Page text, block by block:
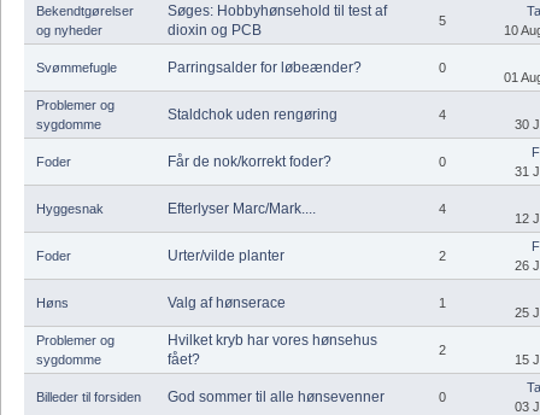
Bekendtgørelser
og nyheder
Søges: Hobbyhønsehold til test af
dioxin og PCB
5
10
Svømmefugle Parringsalder for løbeænder? 0
01
Problemer og
sygdomme
Staldchok uden rengøring 4
30
Foder Får de nok/korrekt foder? 0
31
Hyggesnak Efterlyser Marc/Mark.... 4
12
Foder Urter/vilde planter 2
26
Høns Valg af hønserace 1
25
Problemer og
sygdomme
Hvilket kryb har vores hønsehus
fået?
2
15
Billeder til forsiden God sommer til alle hønsevenner 0
03